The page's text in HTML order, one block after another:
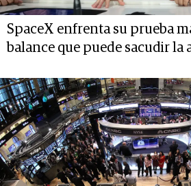
SpaceX enfrenta su prueba
balance que puede sacudir la